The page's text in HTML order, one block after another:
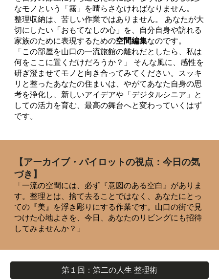
なモノという「霧」を晴らさなければなりません。
整理収納は、苦しい作業ではありません。 あなたが大
切にしたい「おもてなしの心」を、自分自身や訪れる
家族のために表現するための空間編集なのです。
「この部屋を山口の一流旅館の離れだとしたら、私は
何をここに置くだけだろうか？」 そんな風に、感性を
研ぎ澄ませてモノと向き合ってみてください。スッキ
リと整ったあなたの住まいは、やがてあなた自身の思
考を浄化し、新しいアイデアや「デジタルシニア」と
しての活力を育む、最高の舞台へと変わっていくはず
です。
【アーカイブ・パイロットの視点：今日の気
づき】
「一流の空間には、必ず『意図のある空白』がありま
す。整理とは、捨て去ることではなく、あなたにとっ
ての『美』を浮き彫りにする作業です。山口の街で見
つけた心地よさを、今日、あなたのリビングにも招待
してみませんか？」
第１回：第二の人生 整理術